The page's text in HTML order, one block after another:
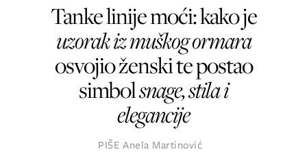
Tanke linije moći: kako je
uzorak iz muškog ormara
osvojio ženski te postao
simbolsnage, stila i
elegancije
PIŠE Anela Martinović